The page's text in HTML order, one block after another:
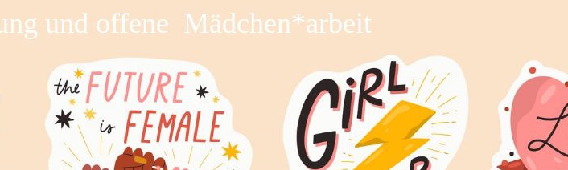
und offene Mädchen*arbeit